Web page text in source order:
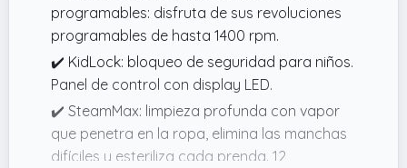
programables: disfruta de sus revoluciones
programables de hasta 1400 rpm.
✔️ KidLock: bloqueo de seguridad para niños.
Panel de control con display LED.
✔️ SteamMax: limpieza profunda con vapor
que penetra en la ropa, elimina las manchas
difíciles y esteriliza cada prenda. 12